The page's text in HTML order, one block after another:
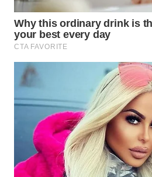
KEPULAUAN
SERIBU
TANGERANG
WN
WN
CIREBON